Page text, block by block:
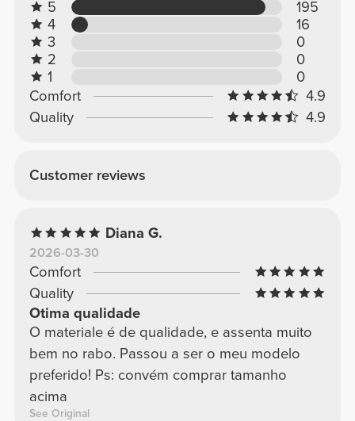
5
195
4
16
3
0
2
0
1
0
Comfort
4.9
Quality
4.9
Customer reviews
Diana G.
2026-03-30
Comfort
Quality
Otima qualidade
O materiale é de qualidade, e assenta muito
bem no rabo. Passou a ser o meu modelo
preferido! Ps: convém comprar tamanho
acima
See Original